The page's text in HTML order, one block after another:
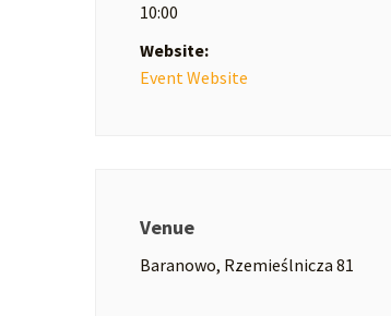
10:00
Website:
Event Website
Venue
Baranowo, Rzemieślnicza 81